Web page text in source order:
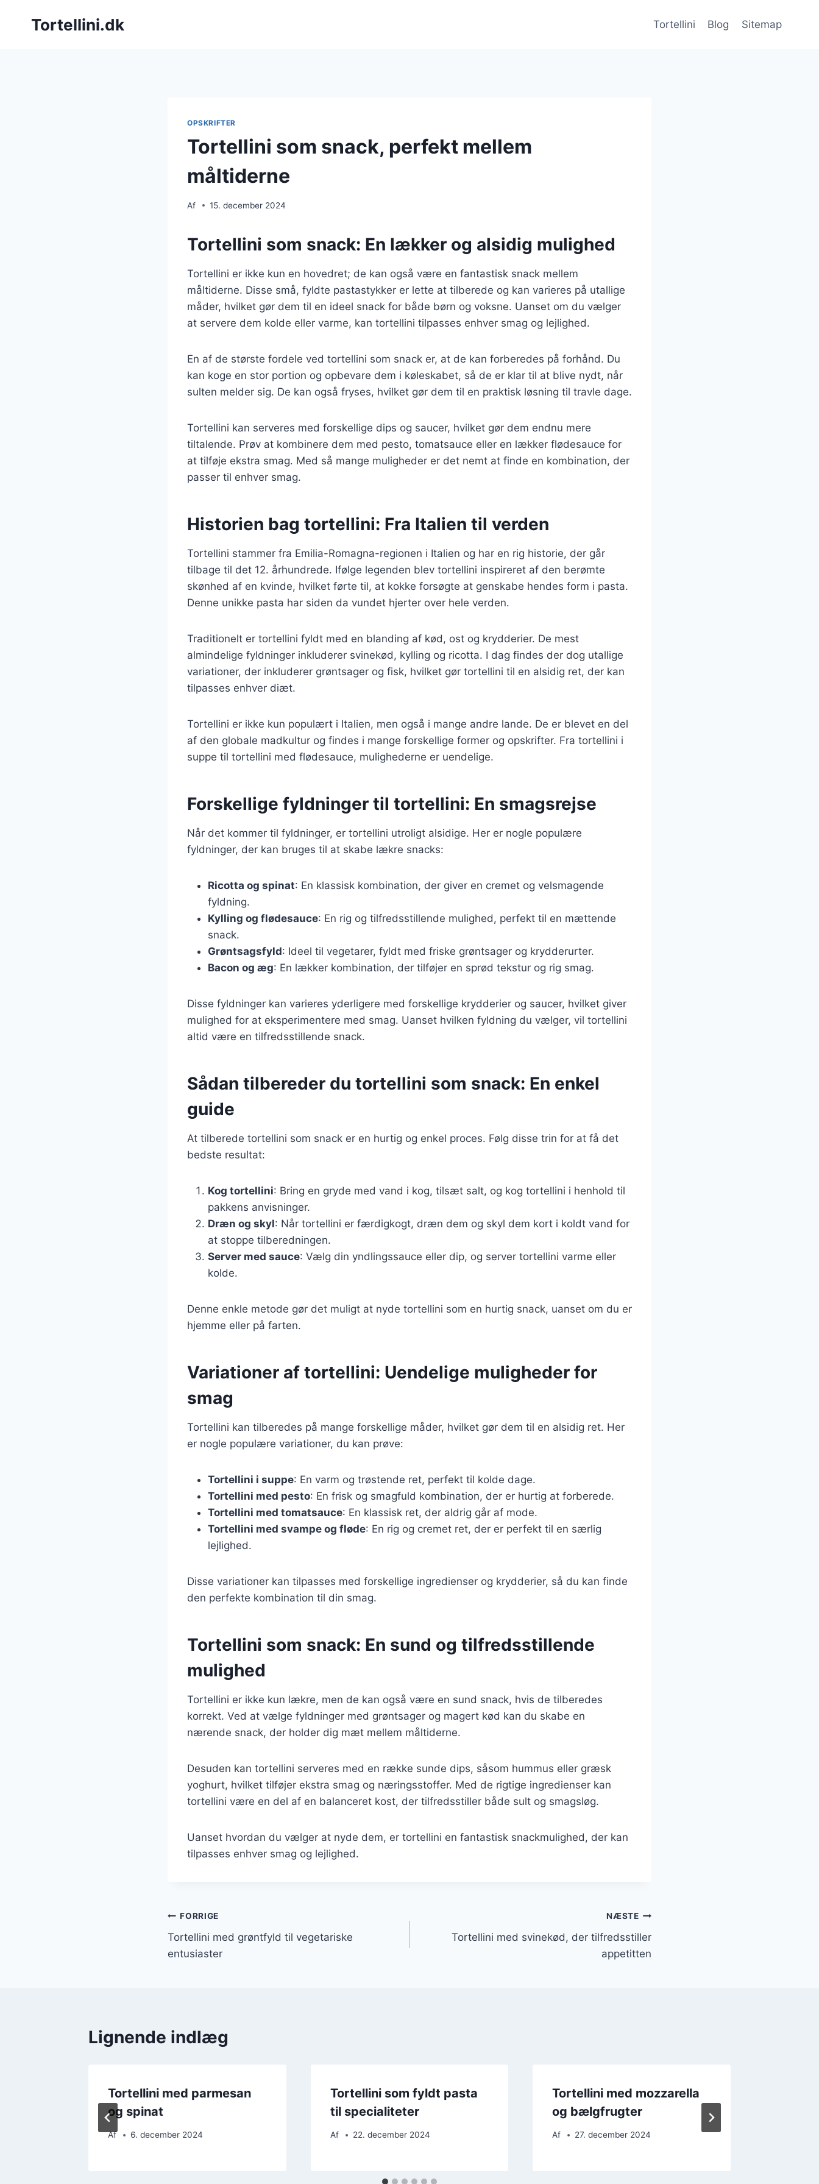
Tortellini.dk Tortellini Blog Sitemap
OPSKRIFTER
Tortellini som snack, perfekt mellem
måltiderne
Af 15. december 2024
Tortellini som snack: En lækker og alsidig mulighed
Tortellini er ikke kun en hovedret; de kan også være en fantastisk snack mellem
måltiderne. Disse små, fyldte pastastykker er lette at tilberede og kan varieres på utallige
måder, hvilket gør dem til en ideel snack for både børn og voksne. Uanset om du vælger
at servere dem kolde eller varme, kan tortellini tilpasses enhver smag og lejlighed.
En af de største fordele ved tortellini som snack er, at de kan forberedes på forhånd. Du
kan koge en stor portion og opbevare dem i køleskabet, så de er klar til at blive nydt, når
sulten melder sig. De kan også fryses, hvilket gør dem til en praktisk løsning til travle dage.
Tortellini kan serveres med forskellige dips og saucer, hvilket gør dem endnu mere
tiltalende. Prøv at kombinere dem med pesto, tomatsauce eller en lækker flødesauce for
at tilføje ekstra smag. Med så mange muligheder er det nemt at finde en kombination, der
passer til enhver smag.
Historien bag tortellini: Fra Italien til verden
Tortellini stammer fra Emilia-Romagna-regionen i Italien og har en rig historie, der går
tilbage til det 12. århundrede. Ifølge legenden blev tortellini inspireret af den berømte
skønhed af en kvinde, hvilket førte til, at kokke forsøgte at genskabe hendes form i pasta.
Denne unikke pasta har siden da vundet hjerter over hele verden.
Traditionelt er tortellini fyldt med en blanding af kød, ost og krydderier. De mest
almindelige fyldninger inkluderer svinekød, kylling og ricotta. I dag findes der dog utallige
variationer, der inkluderer grøntsager og fisk, hvilket gør tortellini til en alsidig ret, der kan
tilpasses enhver diæt.
Tortellini er ikke kun populært i Italien, men også i mange andre lande. De er blevet en del
af den globale madkultur og findes i mange forskellige former og opskrifter. Fra tortellini i
suppe til tortellini med flødesauce, mulighederne er uendelige.
Forskellige fyldninger til tortellini: En smagsrejse
Når det kommer til fyldninger, er tortellini utroligt alsidige. Her er nogle populære
fyldninger, der kan bruges til at skabe lækre snacks:
Ricotta og spinat: En klassisk kombination, der giver en cremet og velsmagende
fyldning.
Kylling og flødesauce: En rig og tilfredsstillende mulighed, perfekt til en mættende
snack.
Grøntsagsfyld: Ideel til vegetarer, fyldt med friske grøntsager og krydderurter.
Bacon og æg: En lækker kombination, der tilføjer en sprød tekstur og rig smag.
Disse fyldninger kan varieres yderligere med forskellige krydderier og saucer, hvilket giver
mulighed for at eksperimentere med smag. Uanset hvilken fyldning du vælger, vil tortellini
altid være en tilfredsstillende snack.
Sådan tilbereder du tortellini som snack: En enkel
guide
At tilberede tortellini som snack er en hurtig og enkel proces. Følg disse trin for at få det
bedste resultat:
Kog tortellini: Bring en gryde med vand i kog, tilsæt salt, og kog tortellini i henhold til
pakkens anvisninger.
Dræn og skyl: Når tortellini er færdigkogt, dræn dem og skyl dem kort i koldt vand for
at stoppe tilberedningen.
Server med sauce: Vælg din yndlingssauce eller dip, og server tortellini varme eller
kolde.
Denne enkle metode gør det muligt at nyde tortellini som en hurtig snack, uanset om du er
hjemme eller på farten.
Variationer af tortellini: Uendelige muligheder for
smag
Tortellini kan tilberedes på mange forskellige måder, hvilket gør dem til en alsidig ret. Her
er nogle populære variationer, du kan prøve:
Tortellini i suppe: En varm og trøstende ret, perfekt til kolde dage.
Tortellini med pesto: En frisk og smagfuld kombination, der er hurtig at forberede.
Tortellini med tomatsauce: En klassisk ret, der aldrig går af mode.
Tortellini med svampe og fløde: En rig og cremet ret, der er perfekt til en særlig
lejlighed.
Disse variationer kan tilpasses med forskellige ingredienser og krydderier, så du kan finde
den perfekte kombination til din smag.
Tortellini som snack: En sund og tilfredsstillende
mulighed
Tortellini er ikke kun lækre, men de kan også være en sund snack, hvis de tilberedes
korrekt. Ved at vælge fyldninger med grøntsager og magert kød kan du skabe en
nærende snack, der holder dig mæt mellem måltiderne.
Desuden kan tortellini serveres med en række sunde dips, såsom hummus eller græsk
yoghurt, hvilket tilføjer ekstra smag og næringsstoffer. Med de rigtige ingredienser kan
tortellini være en del af en balanceret kost, der tilfredsstiller både sult og smagsløg.
Uanset hvordan du vælger at nyde dem, er tortellini en fantastisk snackmulighed, der kan
tilpasses enhver smag og lejlighed.
Indlægsnavigation
FORRIGE
Tortellini med grøntfyld til vegetariske
entusiaster
NÆSTE
Tortellini med svinekød, der tilfredsstiller
appetitten
Lignende indlæg
Tortellini med parmesan
og spinat
Af 6. december 2024
Tortellini som fyldt pasta
til specialiteter
Af 22. december 2024
Tortellini med mozzarella
og bælgfrugter
Af 27. december 2024